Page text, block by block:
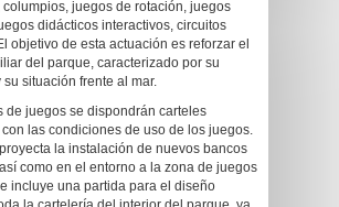
juegos de rotación, juegos
didácticos interactivos, circuitos
objetivo de esta actuación es reforzar el
del parque, caracterizado por su
situación frente al mar.
de juegos se dispondrán carteles
las condiciones de uso de los juegos.
la instalación de nuevos bancos
como en el entorno a la zona de juegos
incluye una partida para el diseño